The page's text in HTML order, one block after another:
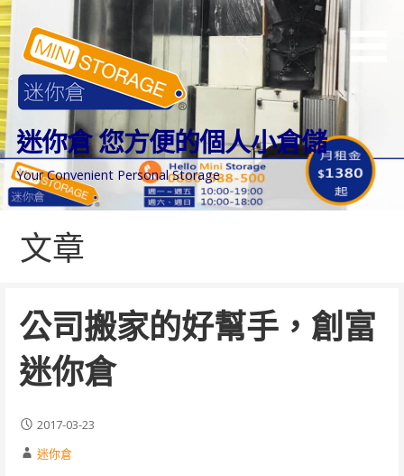
跳
至
主
要
內
容
迷你倉 您方便的個人小倉儲
Your Convenient Personal Storage
文章
公司搬家的好幫手，創富
迷你倉
2017-03-23
迷你倉